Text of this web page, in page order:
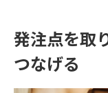
発注点を取
つなげる